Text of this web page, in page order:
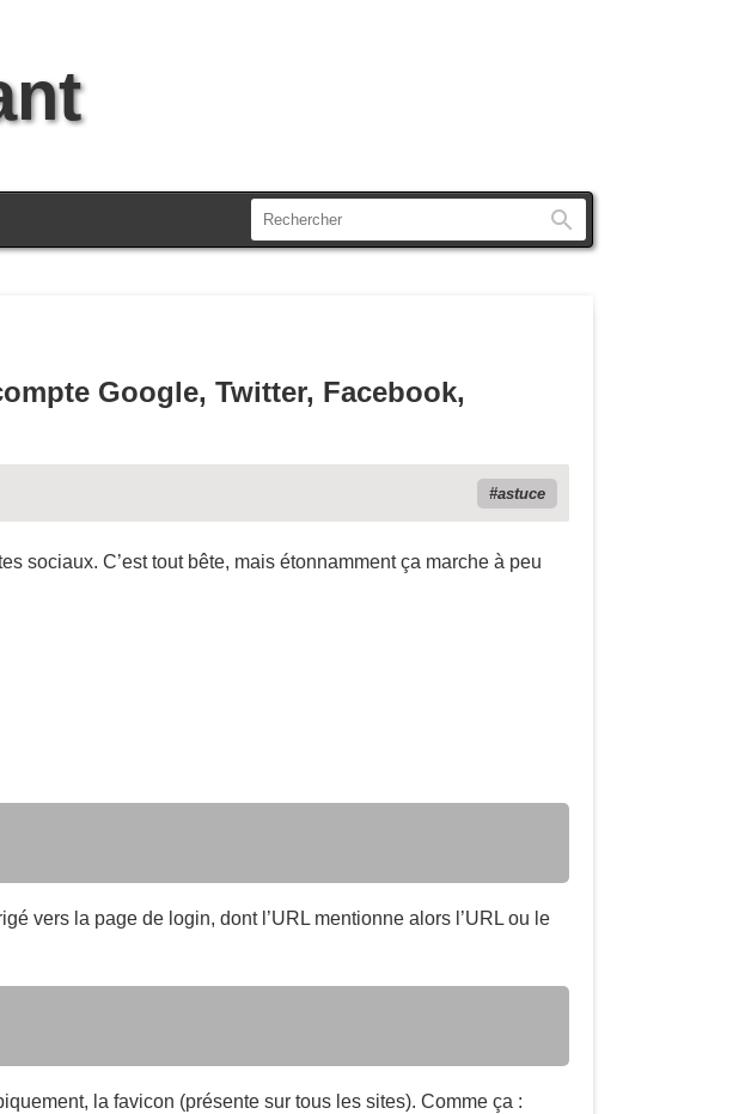
Google, Twitter, Facebook,
astuce
sociaux. C’est tout bête, mais étonnamment ça marche à peu
vers la page de login, dont l’URL mentionne alors l’URL ou le
la favicon (présente sur tous les sites). Comme ça :